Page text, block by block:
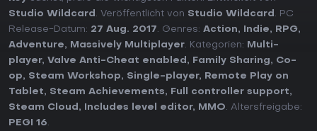
Studio Wildcard . Veröffentlicht von Studio Wildcard . PC
Release-Datum: 27 Aug. 2017. Genres: Action, Indie, RPG,
Adventure, Massively Multiplayer. Kategorien:
Multi-
player, Valve Anti-Cheat enabled , Family Sharing, Co-
op, Steam Workshop, Single-player,
Remote Play on
Tablet, Steam Achievements, Full controller support,
Steam Cloud , Includes level editor, MMO. Altersfreigabe:
PEGI 16.